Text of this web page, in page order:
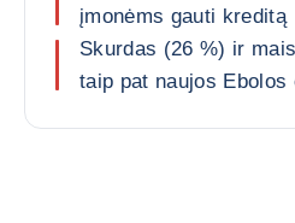
įmonėms gauti kreditą
Skurdas (26 %) ir
taip pat naujos Ebolos